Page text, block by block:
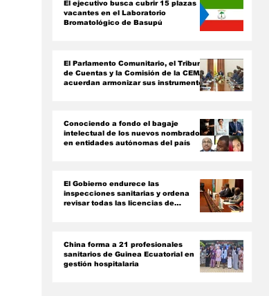
El ejecutivo busca cubrir 15 plazas
vacantes en el Laboratorio
Bromatológico de Basupú
El Parlamento Comunitario, el Tribunal
de Cuentas y la Comisión de la CEMAC
acuerdan armonizar sus instrumentos
Conociendo a fondo el bagaje
intelectual de los nuevos nombrados
en entidades autónomas del país ‎
El Gobierno endurece las
inspecciones sanitarias y ordena
revisar todas las licencias de
China forma a 21 profesionales
sanitarios de Guinea Ecuatorial en
gestión hospitalaria